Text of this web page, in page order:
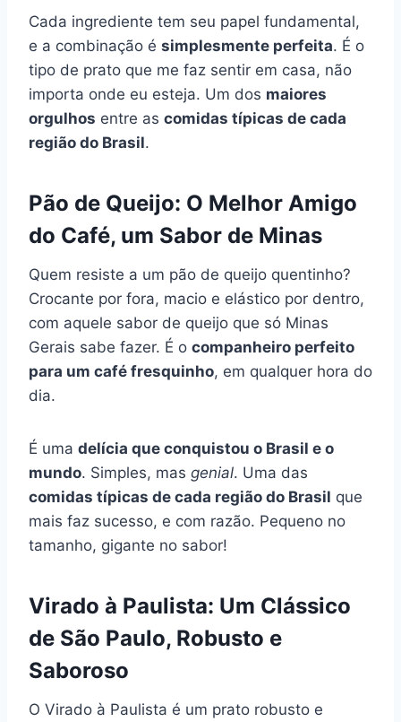
Cada ingrediente tem seu papel fundamental,
e a combinação é simplesmente perfeita. É o
tipo de prato que me faz sentir em casa, não
importa onde eu esteja. Um dos maiores
orgulhos entre as comidas típicas de cada
região do Brasil.
Pão de Queijo: O Melhor Amigo
do Café, um Sabor de Minas
Quem resiste a um pão de queijo quentinho?
Crocante por fora, macio e elástico por dentro,
com aquele sabor de queijo que só Minas
Gerais sabe fazer. É o companheiro perfeito
para um café fresquinho, em qualquer hora do
dia.
É uma delícia que conquistou o Brasil e o
mundo. Simples, mas genial. Uma das
comidas típicas de cada região do Brasil que
mais faz sucesso, e com razão. Pequeno no
tamanho, gigante no sabor!
Virado à Paulista: Um Clássico
de São Paulo, Robusto e
Saboroso
O Virado à Paulista é um prato robusto e